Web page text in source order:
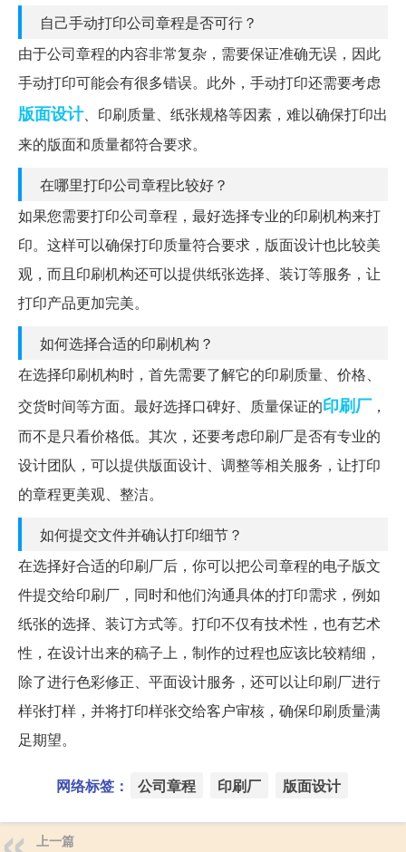
自己手动打印公司章程是否可行？
由于公司章程的内容非常复杂，需要保证准确无误，因此
手动打印可能会有很多错误。此外，手动打印还需要考虑
版面设计、印刷质量、纸张规格等因素，难以确保打印出
来的版面和质量都符合要求。
在哪里打印公司章程比较好？
如果您需要打印公司章程，最好选择专业的印刷机构来打
印。这样可以确保打印质量符合要求，版面设计也比较美
观，而且印刷机构还可以提供纸张选择、装订等服务，让
打印产品更加完美。
如何选择合适的印刷机构？
在选择印刷机构时，首先需要了解它的印刷质量、价格、
交货时间等方面。最好选择口碑好、质量保证的印刷厂 ，
而不是只看价格低。其次，还要考虑印刷厂是否有专业的
设计团队，可以提供版面设计、调整等相关服务，让打印
的章程更美观、整洁。
如何提交文件并确认打印细节？
在选择好合适的印刷厂后，你可以把公司章程的电子版文
件提交给印刷厂，同时和他们沟通具体的打印需求，例如
纸张的选择、装订方式等。打印不仅有技术性，也有艺术
性，在设计出来的稿子上，制作的过程也应该比较精细，
除了进行色彩修正、平面设计服务，还可以让印刷厂进行
样张打样，并将打印样张交给客户审核，确保印刷质量满
足期望。
网络标签： 公司章程 印刷厂 版面设计
上一篇